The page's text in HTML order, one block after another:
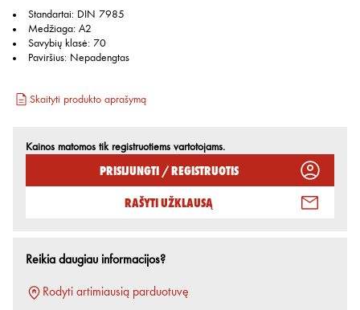
Standartai: DIN 7985
Medžiaga: A2
Savybių klasė: 70
Paviršius: Nepadengtas
Skaityti produkto aprašymą
Kainos matomos tik registruotiems vartotojams.
Prisijungti / Registruotis
Rašyti užklausą
Reikia daugiau informacijos?
Rodyti artimiausią parduotuvę